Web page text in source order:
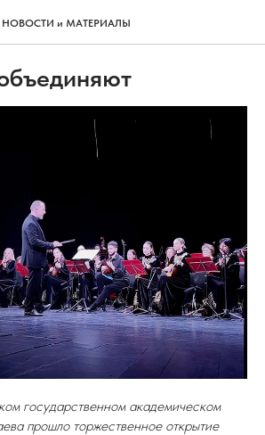
НОВОСТИ и МАТЕРИАЛЫ
государственном академическом
прошло торжественное открытие